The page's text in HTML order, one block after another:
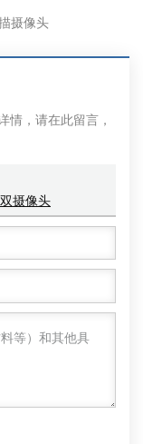
摄像头
情，请在此留言，
摄像头